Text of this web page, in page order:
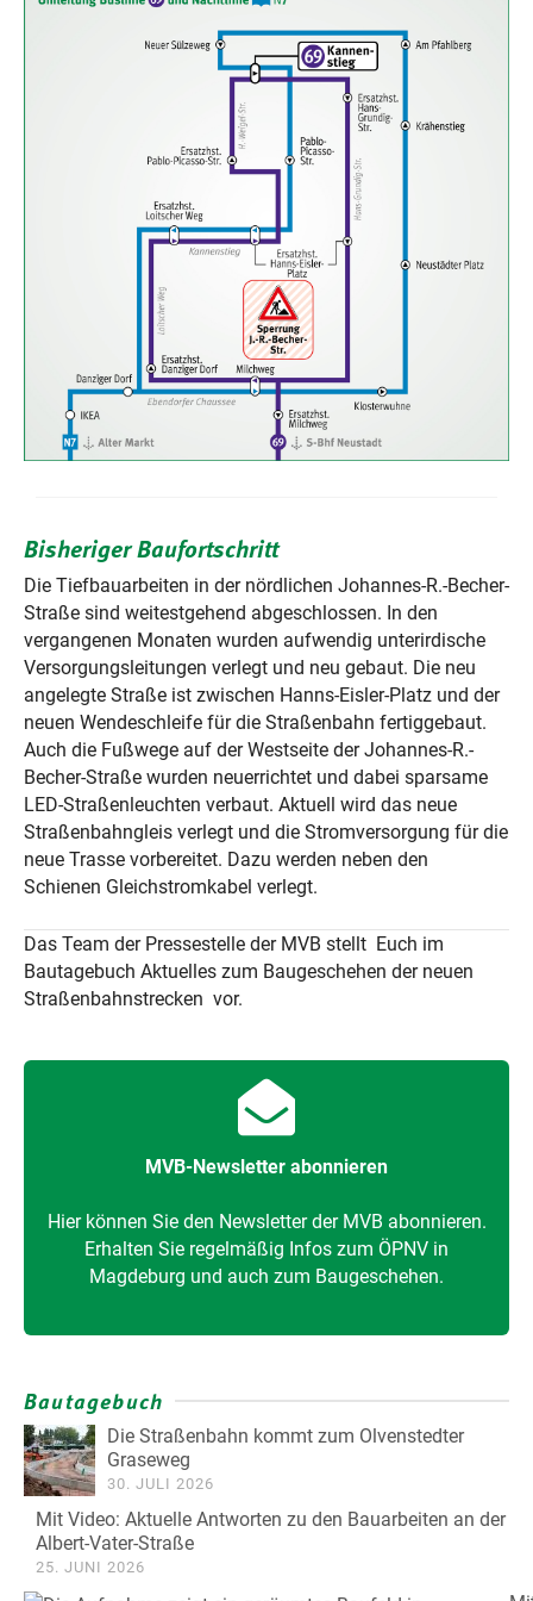
Bisheriger Baufortschritt
Die Tiefbauarbeiten in der nördlichen Johannes-R.-Becher-
Straße sind weitestgehend abgeschlossen. In den
vergangenen Monaten wurden aufwendig unterirdische
Versorgungsleitungen verlegt und neu gebaut. Die neu
angelegte Straße ist zwischen Hanns-Eisler-Platz und der
neuen Wendeschleife für die Straßenbahn fertiggebaut.
Auch die Fußwege auf der Westseite der Johannes-R.-
Becher-Straße wurden neuerrichtet und dabei sparsame
LED-Straßenleuchten verbaut. Aktuell wird das neue
Straßenbahngleis verlegt und die Stromversorgung für die
neue Trasse vorbereitet. Dazu werden neben den
Schienen Gleichstromkabel verlegt.
Das Team der Pressestelle der MVB stellt Euch im
Bautagebuch Aktuelles zum Baugeschehen der neuen
Straßenbahnstrecken vor.
MVB-Newsletter abonnieren
Hier können Sie den Newsletter der MVB abonnieren.
Erhalten Sie regelmäßig Infos zum ÖPNV in
Magdeburg und auch zum Baugeschehen.
Bautagebuch
Die Straßenbahn kommt zum Olvenstedter
Graseweg
30. JULI 2026
Mit Video: Aktuelle Antworten zu den Bauarbeiten an der
Albert-Vater-Straße
25. JUNI 2026